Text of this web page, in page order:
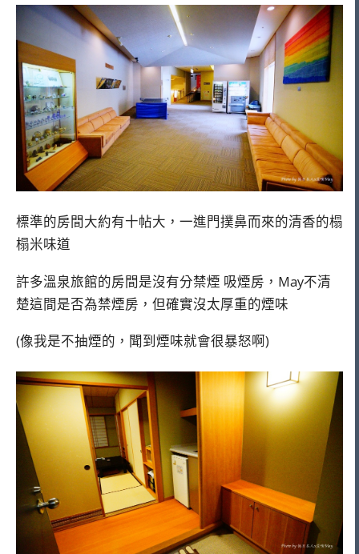
標準的房間大約有十帖大，一進門撲鼻而來的清香的榻
榻米味道
許多溫泉旅館的房間是沒有分禁煙 吸煙房，May不清
楚這間是否為禁煙房，但確實沒太厚重的煙味
(像我是不抽煙的，聞到煙味就會很暴怒啊)